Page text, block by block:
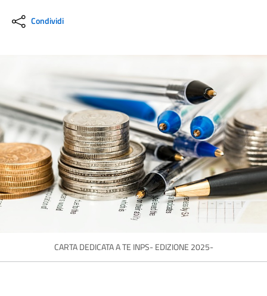
Condividi
CARTA DEDICATA A TE INPS- EDIZIONE 2025-